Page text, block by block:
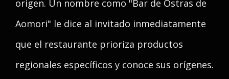
origen. Un nombre como "Bar de Ostras de
Aomori" le dice al invitado inmediatamente
que el restaurante prioriza productos
regionales específicos y conoce sus orígenes.